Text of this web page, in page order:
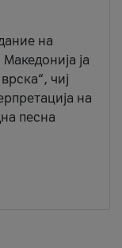
на
ја
чиј
на
песна